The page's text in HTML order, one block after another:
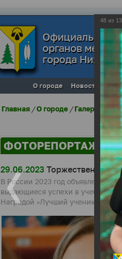
Официальный
органов
города
О городе Новости
Главная /О городе /Галерея
ФОТОРЕПОРТАЖИ
29.06.2023 Торжественная
В России 2023 год объявлен
выдающиеся успехи в учебе
Наградой «Лучший ученик» в
48 из